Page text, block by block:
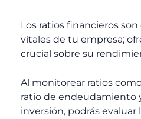
Los ratios financieros
vitales de tu empresa;
crucial sobre su
Al monitorear ratios
ratio de endeudamiento
inversión, podrás evaluar